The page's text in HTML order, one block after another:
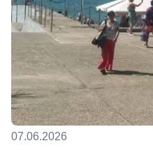
07.06.2026